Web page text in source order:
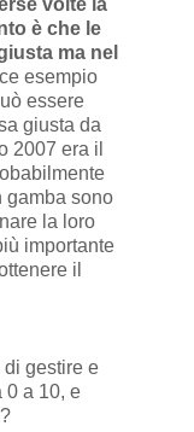
volte la
è che le
ma nel
esempio
essere
giusta da
2007 era il
gamba sono
la loro
importante
il
gestire e
0 a 10, e